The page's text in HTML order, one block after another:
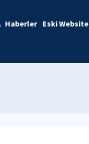
Haberler Eski Website